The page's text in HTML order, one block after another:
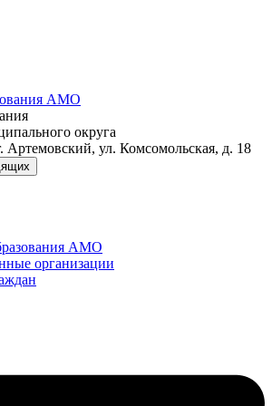
округа
Артемовский, ул. Комсомольская, д. 18
АМО
организации